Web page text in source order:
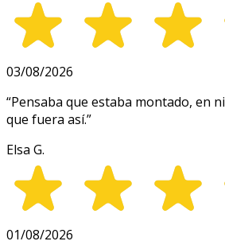
03/08/2026
“Pensaba que estaba montado, en
que fuera así.”
Elsa G.
01/08/2026